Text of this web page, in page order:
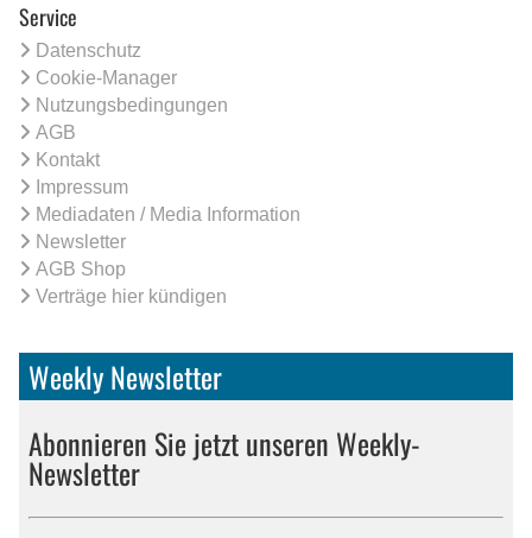
Service
Datenschutz
Cookie-Manager
Nutzungsbedingungen
AGB
Kontakt
Impressum
Mediadaten / Media Information
Newsletter
AGB Shop
Verträge hier kündigen
Weekly Newsletter
Abonnieren Sie jetzt unseren Weekly-
Newsletter